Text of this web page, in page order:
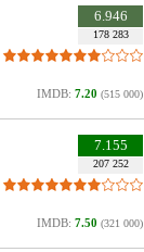
6.946
178 283
IMDB: 7.20 (515 000)
7.155
207 252
IMDB: 7.50 (321 000)